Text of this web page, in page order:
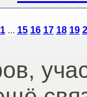
1 ... 15 16 17 18 19